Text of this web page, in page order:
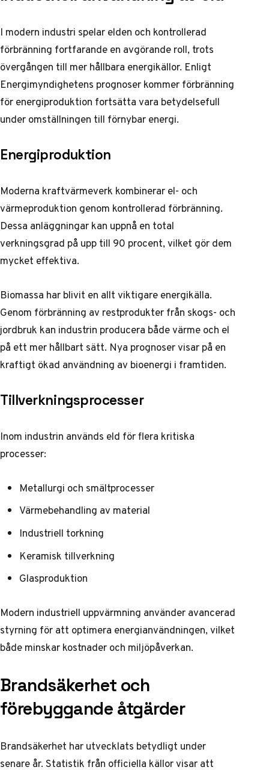
I modern industri spelar elden och kontrollerad
förbränning fortfarande en avgörande roll, trots
övergången till mer hållbara energikällor. Enligt
Energimyndighetens prognoserkommer förbränning
för energiproduktion fortsätta vara betydelsefull
under omställningen till förnybar energi.
Energiproduktion
Moderna kraftvärmeverk kombinerar el- och
värmeproduktion genom kontrollerad förbränning.
Dessa anläggningar kan uppnå en total
verkningsgrad på upp till 90 procent, vilket gör dem
mycket effektiva.
Biomassa har blivit en allt viktigare energikälla.
Genom förbränning av restprodukter från skogs- och
jordbruk kan industrin producera både värme och el
på ett mer hållbart sätt. Nya prognoservisar på en
kraftigt ökad användning av bioenergi i framtiden.
Tillverkningsprocesser
Inom industrin används eld för flera kritiska
processer:
Metallurgi och smältprocesser
Värmebehandling av material
Industriell torkning
Keramisk tillverkning
Glasproduktion
Modern industriell uppvärmning använder avancerad
styrning för att optimera energianvändningen, vilket
både minskar kostnader och miljöpåverkan.
Brandsäkerhet och
förebyggande åtgärder
Brandsäkerhet har utvecklats betydligt under
senare år. Statistik från officiella källorvisar att